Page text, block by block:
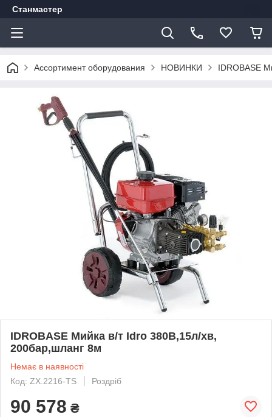
Станмастер
Ассортимент оборудования НОВИНКИ IDROBASE
IDROBASE Мийка в/т Idro 380В,15л/хв,
200бар,шланг 8м
Немає в наявності
Код: ZX.2216-TS
Роздріб
90 578 ₴